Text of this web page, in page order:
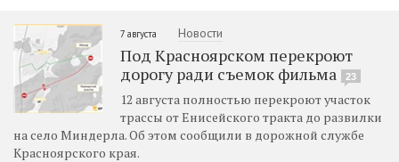
7 августа Новости
Под Красноярском перекроют
дорогу ради съемок фильма
23
12 августа полностью перекроют участок
трассы от Енисейского тракта до развилки
на село Миндерла. Об этом сообщили в дорожной службе
Красноярского края.